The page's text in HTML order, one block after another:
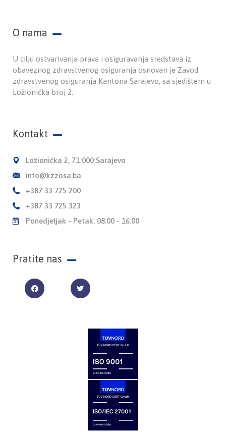
O nama
U cilju ostvarivanja prava i osiguravanja sredstava iz
obaveznog zdravstvenog osiguranja osnovan je Zavod
zdravstvenog osiguranja Kantona Sarajevo, sa sjedištem u
Ložionička broj 2.
Kontakt
Ložionička 2, 71 000 Sarajevo
info@kzzosa.ba
+387 33 725 200
+387 33 725 323
Ponedjeljak - Petak: 08:00 - 16:00
Pratite nas